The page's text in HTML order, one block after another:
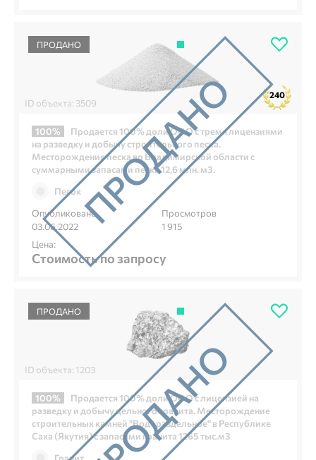
ПРОДАНО
ID объекта: 3509
240
100%
Продается 100% доли ООО с тремя лицензиями
на разведку и добычу строительного песка.
Месторождения песка во Владимирской области с
суммарными запасами песка 12,6 млн. м3.
Песок
Опубликовано
03.06.2022
Просмотров
1 915
Цена:
Стоимость по запросу
ПРОДАНО
ID объекта: 1203
100%
Продается 100% доли ООО с лицензией на
разведку и добычу цельного гранита. Месторождение
строительных камней "Водораздельное" в Республике
Саха (Якутия) с запасами гранита 1265 тыс.м3
Гранит